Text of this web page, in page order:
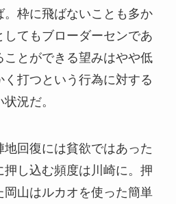
枠に飛ばないことも多か
してもブローダーセンであ
とができる望みはやや低
打つという行為に対する
況だ。
回復には貧欲ではあった
し込む頻度は川崎に。押
岡山はルカオを使った簡単